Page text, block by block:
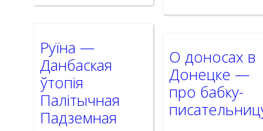
Руїна —
Данбаская
ўтопія
Палітычная
Падземная
О доносах в
Донецке —
про бабку-